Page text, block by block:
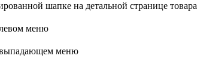
шапке на детальной странице товара
меню
выпадающем меню